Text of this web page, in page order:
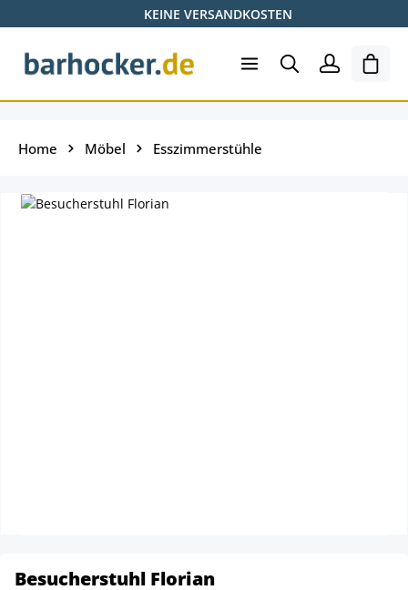
Zum Hauptinhalt springenKEINE VERSANDKOSTEN
Home Möbel Esszimmerstühle
Besucherstuhl Florian